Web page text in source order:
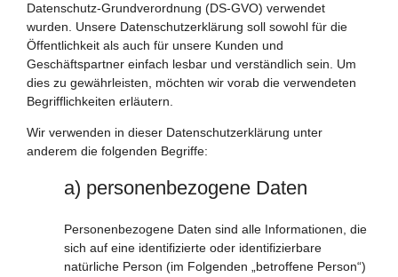
Datenschutz-Grundverordnung (DS-GVO) verwendet
wurden. Unsere Datenschutzerklärung soll sowohl für die
Öffentlichkeit als auch für unsere Kunden und
Geschäftspartner einfach lesbar und verständlich sein. Um
dies zu gewährleisten, möchten wir vorab die verwendeten
Begrifflichkeiten erläutern.
Wir verwenden in dieser Datenschutzerklärung unter
anderem die folgenden Begriffe:
a) personenbezogene Daten
Personenbezogene Daten sind alle Informationen, die
sich auf eine identifizierte oder identifizierbare
natürliche Person (im Folgenden „betroffene Person“)